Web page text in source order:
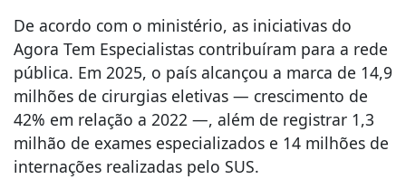
De acordo com o ministério, as iniciativas do
Agora Tem Especialistas contribuíram para a rede
pública. Em 2025, o país alcançou a marca de 14,9
milhões de cirurgias eletivas — crescimento de
42% em relação a 2022 —, além de registrar 1,3
milhão de exames especializados e 14 milhões de
internações realizadas pelo SUS.